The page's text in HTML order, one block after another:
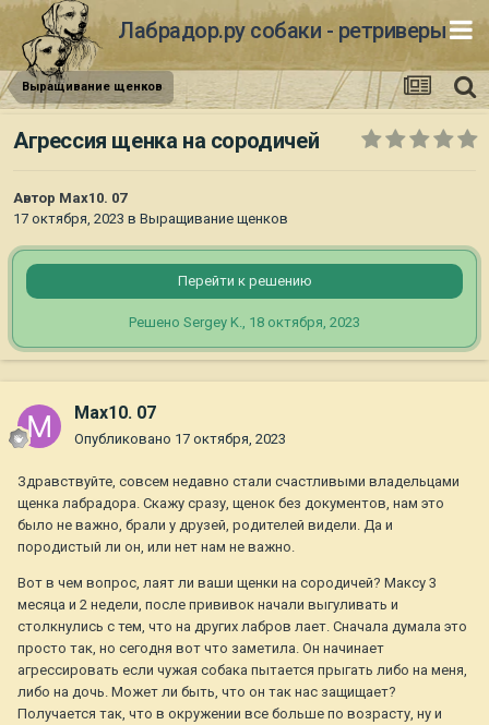
Лабрадор.ру собаки - ретриверы
Выращивание щенков
Агрессия щенка на сородичей
Автор Max10. 07
17 октября, 2023 в Выращивание щенков
Перейти к решению
Решено Sergey K., 18 октября, 2023
Max10. 07
Опубликовано 17 октября, 2023
Здравствуйте, совсем недавно стали счастливыми владельцами
щенка лабрадора. Скажу сразу, щенок без документов, нам это
было не важно, брали у друзей, родителей видели. Да и
породистый ли он, или нет нам не важно.
Вот в чем вопрос, лаят ли ваши щенки на сородичей? Максу 3
месяца и 2 недели, после прививок начали выгуливать и
столкнулись с тем, что на других лабров лает. Сначала думала это
просто так, но сегодня вот что заметила. Он начинает
агрессировать если чужая собака пытается прыгать либо на меня,
либо на дочь. Может ли быть, что он так нас защищает?
Получается так, что в окружении все больше по возрасту, ну и